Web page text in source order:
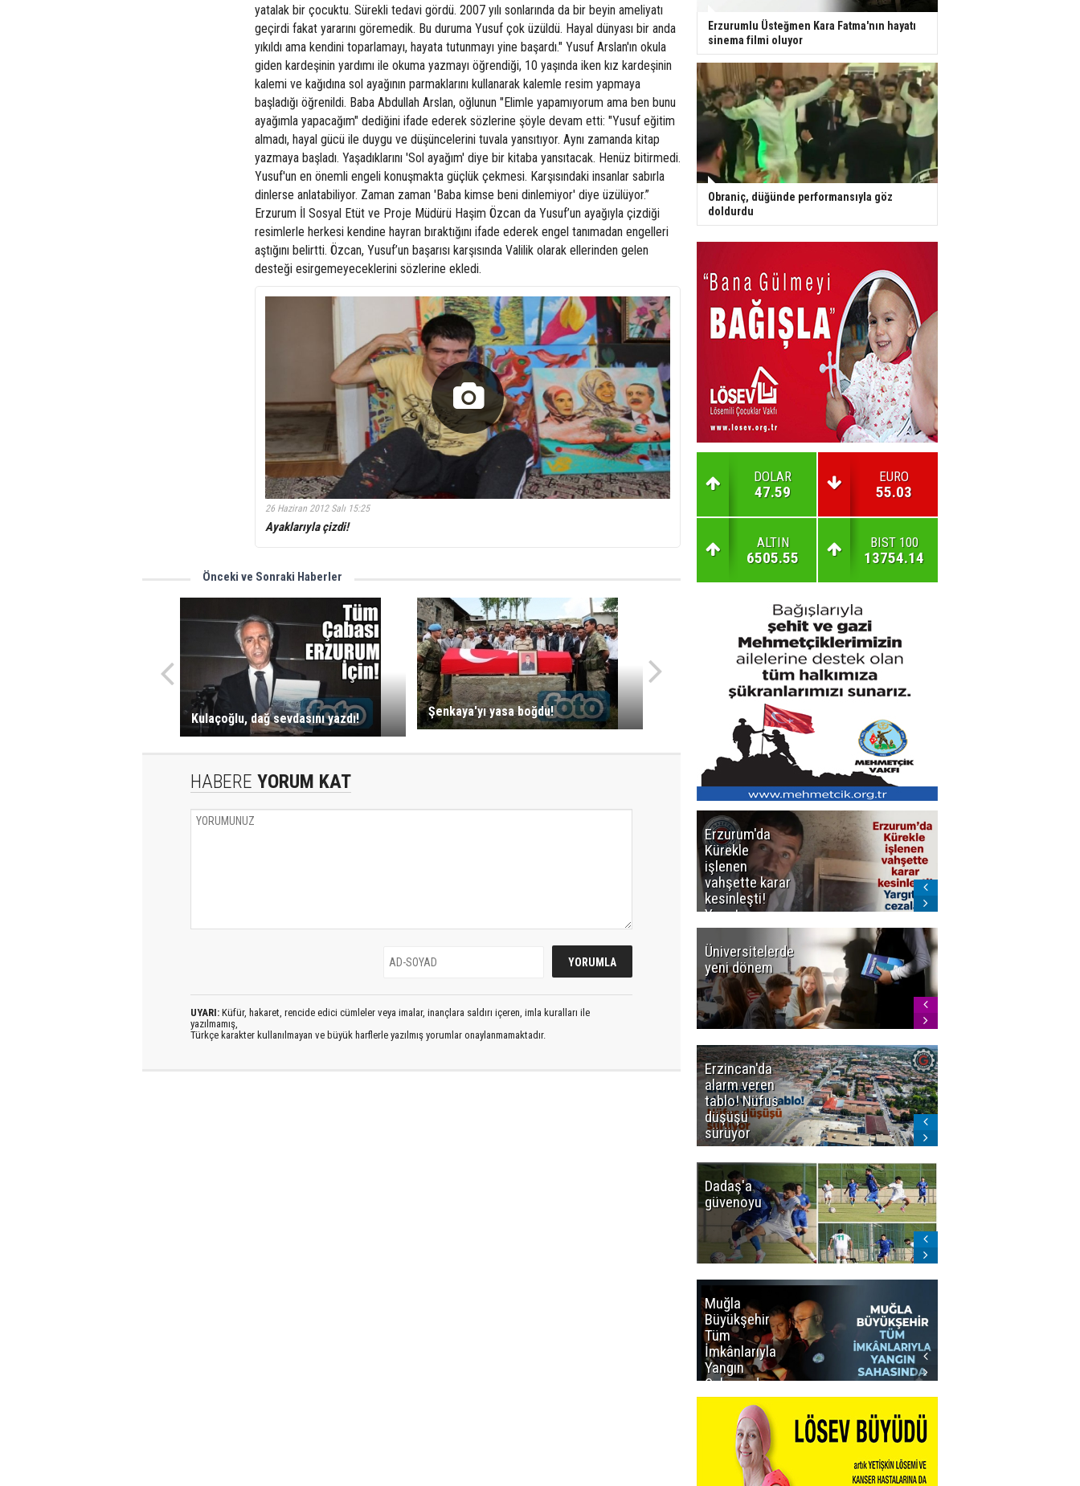
yatalak bir çocuktu. Sürekli tedavi gördü. 2007 yılı sonlarında da bir beyin ameliyatı
geçirdi fakat yararını göremedik. Bu duruma Yusuf çok üzüldü. Hayal dünyası bir anda
yıkıldı ama kendini toparlamayı, hayata tutunmayı yine başardı." Yusuf Arslan'ın okula
giden kardeşinin yardımı ile okuma yazmayı öğrendiği, 10 yaşında iken kız kardeşinin
kalemi ve kağıdına sol ayağının parmaklarını kullanarak kalemle resim yapmaya
başladığı öğrenildi. Baba Abdullah Arslan, oğlunun "Elimle yapamıyorum ama ben bunu
ayağımla yapacağım" dediğini ifade ederek sözlerine şöyle devam etti: "Yusuf eğitim
almadı, hayal gücü ile duygu ve düşüncelerini tuvala yansıtıyor. Aynı zamanda kitap
yazmaya başladı. Yaşadıklarını 'Sol ayağım' diye bir kitaba yansıtacak. Henüz bitirmedi.
Yusuf'un en önemli engeli konuşmakta güçlük çekmesi. Karşısındaki insanlar sabırla
dinlerse anlatabiliyor. Zaman zaman 'Baba kimse beni dinlemiyor' diye üzülüyor.”
Erzurum İl Sosyal Etüt ve Proje Müdürü Haşim Özcan da Yusuf’un ayağıyla çizdiği
resimlerle herkesi kendine hayran bıraktığını ifade ederek engel tanımadan engelleri
aştığını belirtti. Özcan, Yusuf’un başarısı karşısında Valilik olarak ellerinden gelen
desteği esirgemeyeceklerini sözlerine ekledi.
26 Haziran 2012 Salı 15:25
Ayaklarıyla çizdi!
Önceki ve Sonraki Haberler
Kulaçoğlu, dağ sevdasını yazdı! Şenkaya'yı yasa boğdu!
HABERE YORUM KAT
UYARI: Küfür, hakaret, rencide edici cümleler veya imalar, inançlara saldırı içeren, imla kuralları ile
yazılmamış,
Türkçe karakter kullanılmayan ve büyük harflerle yazılmış yorumlar onaylanmamaktadır.
Erzurumlu Üsteğmen Kara Fatma'nın hayatı
sinema filmi oluyor
Obraniç, düğünde performansıyla göz
doldurdu
DOLAR
47.59
EURO
55.03
ALTIN
6505.55
BIST 100
13754.14
Erzurum'da
Kürekle
işlenen
vahşette karar
kesinleşti!
Yargıtay
cezaları onadı
Üniversitelerde
yeni dönem
Erzincan'da
alarm veren
tablo! Nüfus
düşüşü
sürüyor
Dadaş'a
güvenoyu
Muğla
Büyükşehir
Tüm
İmkânlarıyla
Yangın
Sahasında